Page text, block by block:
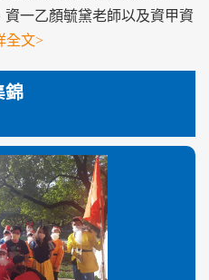
一乙顏毓黛老師以及資甲資
全文>
錦